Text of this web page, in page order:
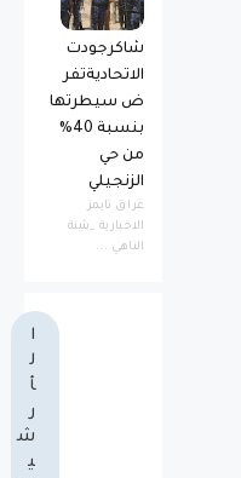
شاكرجودت
الاتحاديةتفر
ض سيطرتها
بنسبة 40%
من حي
الزنجيلي
عراق تايمز
الاخبارية _بثينة
الناهي ...
ا
ل
أ
ر
ش
ي